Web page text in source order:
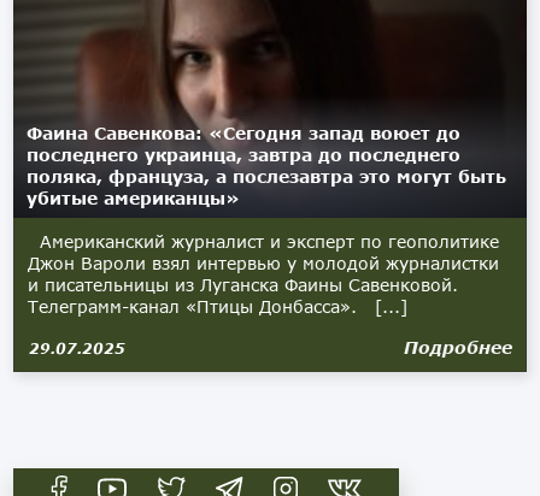
Фаина Савенкова: «Сегодня запад воюет до
последнего украинца, завтра до последнего
поляка, француза, а послезавтра это могут быть
убитые американцы»
Американский журналист и эксперт по геополитике
Джон Вароли взял интервью у молодой журналистки
и писательницы из Луганска Фаины Савенковой.
Телеграмм-канал «Птицы Донбасса». [...]
29.07.2025 Подробнее